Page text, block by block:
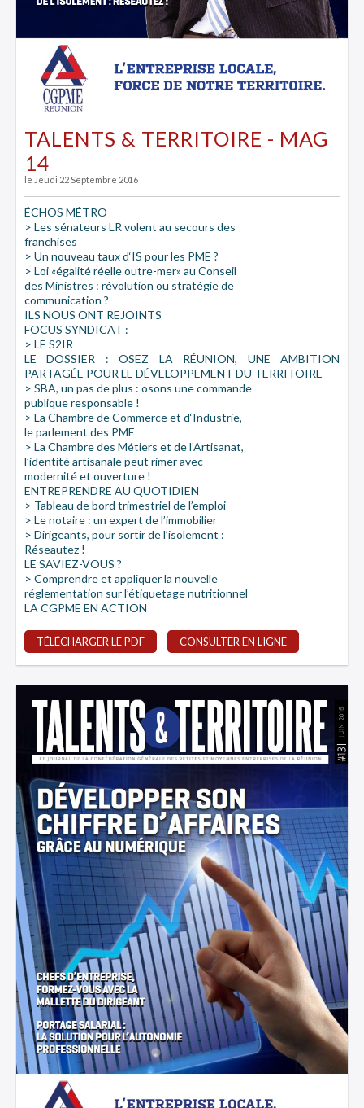
TALENTS & TERRITOIRE - MAG
14
le Jeudi 22 Septembre 2016
ÉCHOS MÉTRO
> Les sénateurs LR volent au secours des
franchises
> Un nouveau taux d‘IS pour les PME ?
> Loi «égalité réelle outre-mer» au Conseil
des Ministres : révolution ou stratégie de
communication ?
ILS NOUS ONT REJOINTS
FOCUS SYNDICAT :
> LE S2IR
LE DOSSIER : OSEZ LA RÉUNION, UNE AMBITION
PARTAGÉE POUR LE DÉVELOPPEMENT DU TERRITOIRE
> SBA, un pas de plus : osons une commande
publique responsable !
> La Chambre de Commerce et d‘Industrie,
le parlement des PME
> La Chambre des Métiers et de l’Artisanat,
l’identité artisanale peut rimer avec
modernité et ouverture !
ENTREPRENDRE AU QUOTIDIEN
> Tableau de bord trimestriel de l’emploi
> Le notaire : un expert de l’immobilier
> Dirigeants, pour sortir de l’isolement :
Réseautez !
LE SAVIEZ-VOUS ?
> Comprendre et appliquer la nouvelle
réglementation sur l’étiquetage nutritionnel
LA CGPME EN ACTION
TÉLÉCHARGER LE PDF CONSULTER EN LIGNE